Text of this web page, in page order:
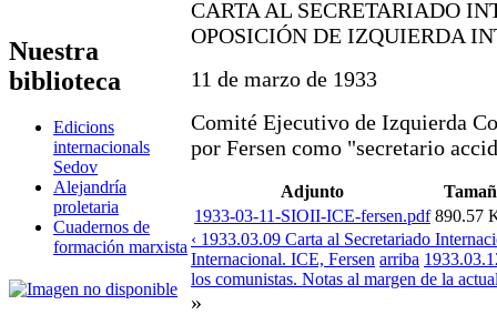
Nuestra
biblioteca
Edicions
internacionals
Sedov
Alejandría
proletaria
Cuadernos de
formación marxista
CARTA AL SECRETARIADO
OPOSICIÓN DE IZQUIERDA
11 de marzo de 1933
Comité Ejecutivo de Izquierda
por Fersen como "secretario
Adjunto
1933-03-11-SIOII-ICE-fersen.pdf 890.57
‹ 1933.03.09 Carta al Secretariado
Internacional. ICE, Fersen arriba
los comunistas. Notas al margen de la
»